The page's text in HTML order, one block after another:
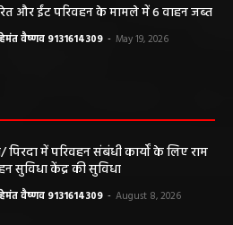
और ईंट परिवहन के मामले में 6 वाहन जब्त
हेमंत वैष्णव 9131614309 - May 19, 2026
पिरदा में परिवहन संबंधी कार्यों के लिए राम
सुविधा केंद्र की सुविधा
हेमंत वैष्णव 9131614309 - August 8, 2026